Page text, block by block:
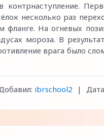
несколько раз
На огневых
мороза. В
врага было
ibrschool2 |